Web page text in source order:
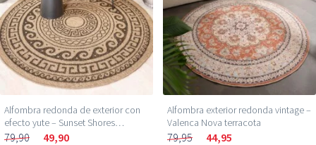
Alfombra redonda de exterior con
efecto yute – Sunset Shores
Beige/Negro
79,90 49,90
Alfombra exterior redonda vintage –
Valenca Nova terracota
79,95 44,95